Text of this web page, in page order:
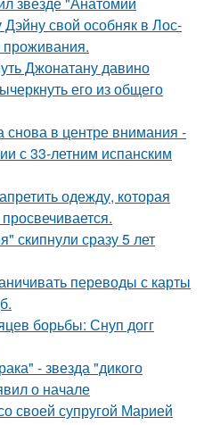
свой особняк в Лос-
проживания.
Джонатану давино
его из общего
в центре внимания -
с 33-летним испанским
одежду, которая
скипнули сразу 5 лет
переводы с карты
борьбы: Снуп догг
- звезда "дикого
о начале
своей супругой Марией